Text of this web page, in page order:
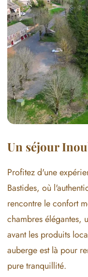
Un séjour
Profitez d'une
Bastides, où
rencontre le confort
chambres élégantes,
avant les produits
auberge est là pour
pure tranquillité.